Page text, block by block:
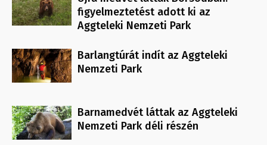
figyelmeztetést adott ki az
Aggteleki Nemzeti Park
Barlangtúrát indít az Aggteleki
Nemzeti Park
Barnamedvét láttak az Aggteleki
Nemzeti Park déli részén